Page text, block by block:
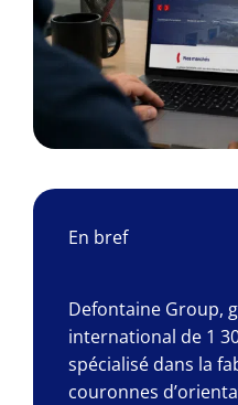
En bref
Defontaine Group,
international de 1
spécialisé dans la
couronnes